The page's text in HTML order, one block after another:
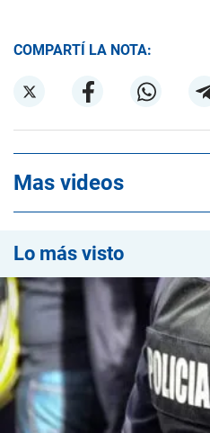
COMPARTÍ LA NOTA:
Mas videos
Lo más visto